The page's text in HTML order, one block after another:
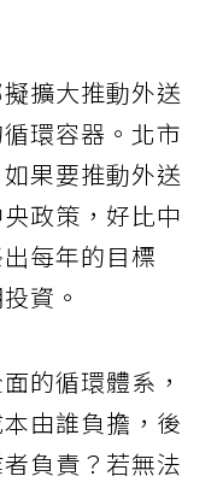
擴大推動外送
環容器。北市
果要推動外送
政策，好比中
每年的目標
資。
的循環體系，
由誰負擔，後
負責？若無法